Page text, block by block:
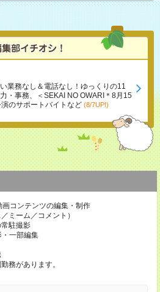
い業務なし＆電話なし！ゆっくりの11
・事務、＜SEKAI NO OWARI＊8月15
のサポートバイトなど (8/7UP!)
コンテンツの編集・制作
ミーム／コメント）
常駐撮影
・一部編集
務があります。